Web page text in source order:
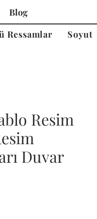
Blog
Ressamlar Soyut
Resim
Duvar